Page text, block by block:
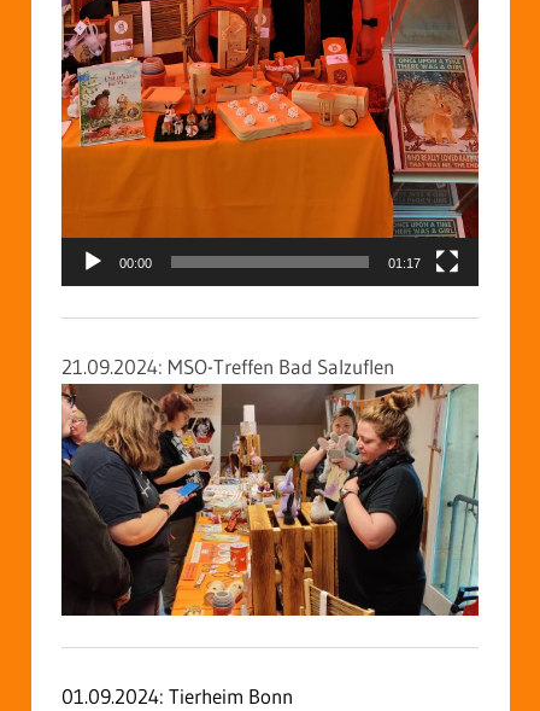
00:00 01:17
21.09.2024: MSO-Treffen Bad Salzuflen
01.09.2024: Tierheim Bonn